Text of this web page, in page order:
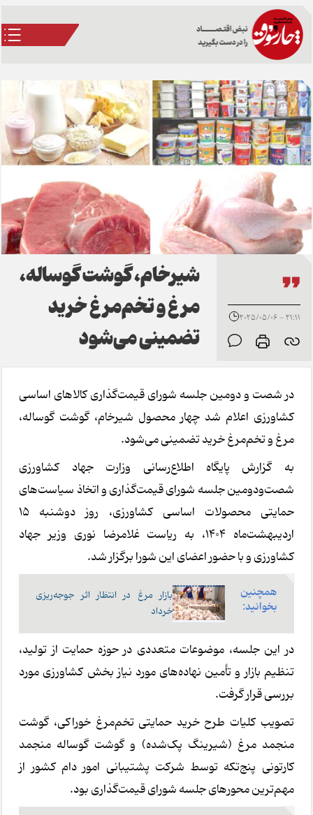
21:11 - 2025/05/06
شیرخام، گوشت گوساله،
مرغ و تخم‌مرغ خرید
تضمینی می‌شود
در شصت و دومین جلسه شورای قیمت‌گذاری کالاهای اساسی
کشاورزی اعلام شد چهار محصول شیرخام، گوشت گوساله،
مرغ و تخم‌مرغ خرید تضمینی می‌شود.
به گزارش پایگاه اطلاع‌رسانی وزارت جهاد کشاورزی
شصت‌ودومین جلسه شورای قیمت‌گذاری و اتخاذ سیاست‌های
حمایتی محصولات اساسی کشاورزی، روز دوشنبه 15
اردیبهشت‌ماه 1404، به ریاست غلامرضا نوری وزیر جهاد
کشاورزی و با حضور اعضای این شورا برگزار شد.
همچنین
بخوانید:
بازار مرغ در انتظار اثر جوجه‌ریزی
خرداد
در این جلسه، موضوعات متعددی در حوزه حمایت از تولید،
تنظیم بازار و تأمین نهاده‌های مورد نیاز بخش کشاورزی مورد
بررسی قرار گرفت.
تصویب کلیات طرح خرید حمایتی تخم‌مرغ خوراکی، گوشت
منجمد مرغ (شیرینگ پک‌شده) و گوشت گوساله منجمد
کارتونی پنج‌تکه توسط شرکت پشتیبانی امور دام کشور از
مهم‌ترین محورهای جلسه شورای قیمت‌گذاری بود.